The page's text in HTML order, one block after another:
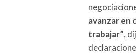
avanzar en
trabajar”,